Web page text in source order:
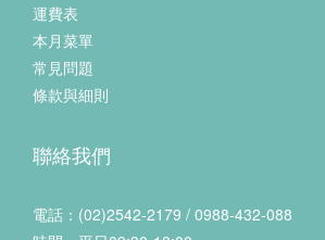
運費表
本月菜單
常見問題
條款與細則
聯絡我們
電話：(02)2542-2179 / 0988-432-088